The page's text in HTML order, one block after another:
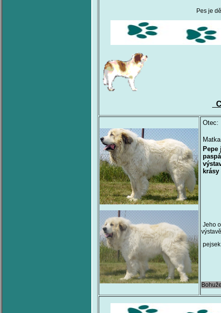
Pes je
Otec:
Jeho